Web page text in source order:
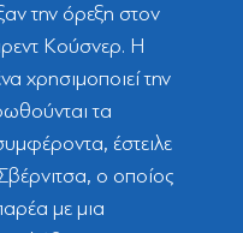
την όρεξη στον
Κούσνερ. Η
χρησιμοποιεί την
τα
έστειλε
ο οποίος
με μια